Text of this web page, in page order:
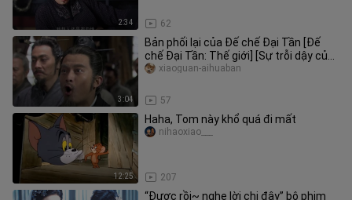
2:34 62
3:04
Bản phối lại của Đế chế Đại Tần [Đế
chế Đại Tần: Thế giới] [Sự trỗi dậy của
Đế chế Đại Tần] Bản phối
57
xiaoguan-aihuaban
12:25
Haha, Tom này khổ quá đi mất
207
nihaoxiao___
“Được rồi~ nghe lời chị đây” bộ phim